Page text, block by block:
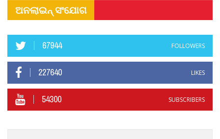
ଅନଲାଇନ୍ ସଂଯୋଗ
67944 FOLLOWERS
227640 LIKES
54300 SUBSCRIBERS